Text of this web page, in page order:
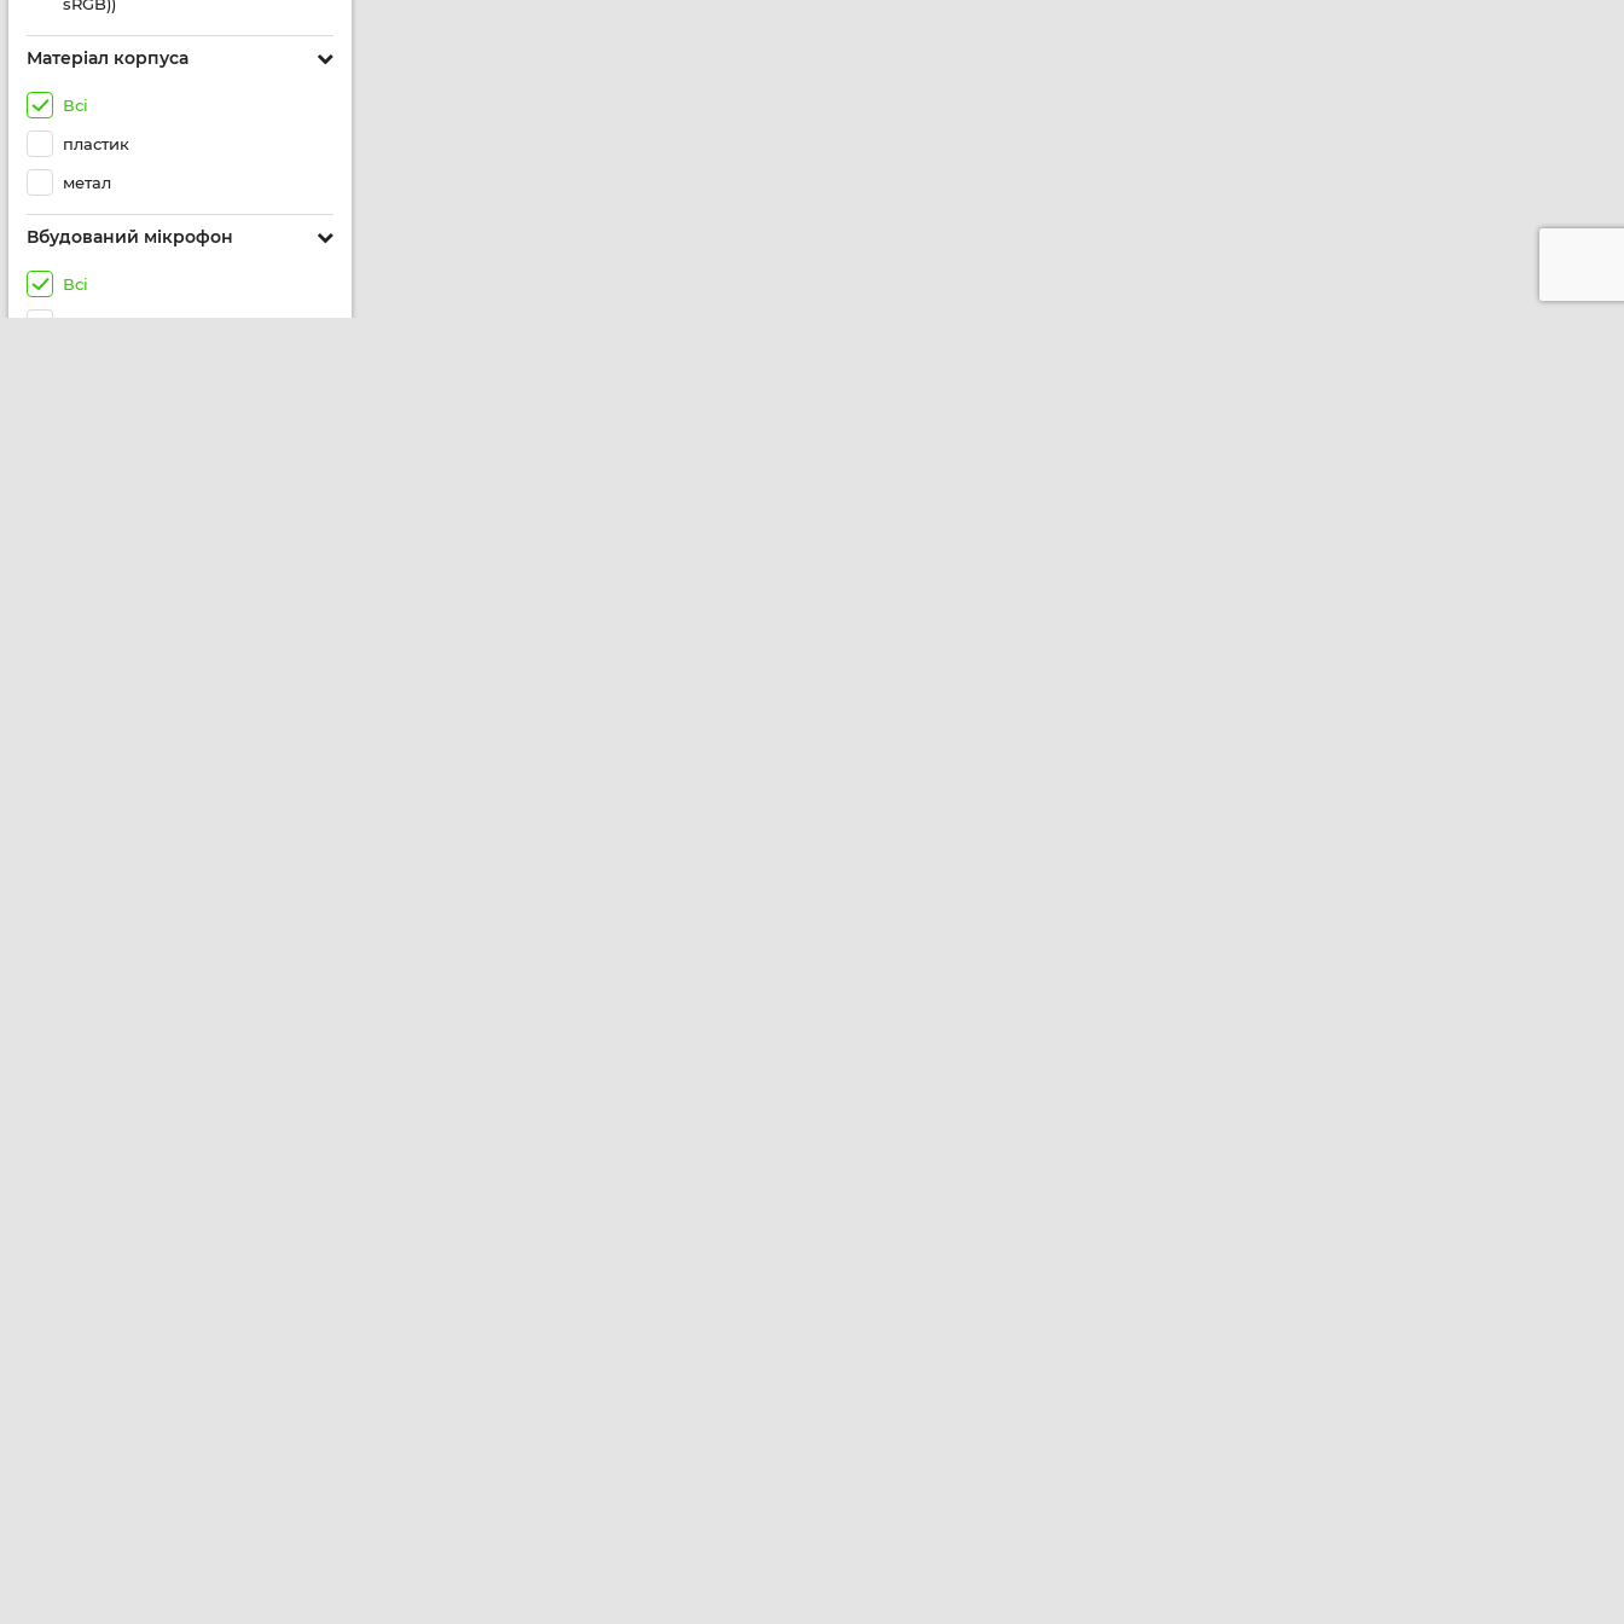
Матеріал корпуса
Всі
пластик
метал
Вбудований мікрофон
Всі
так